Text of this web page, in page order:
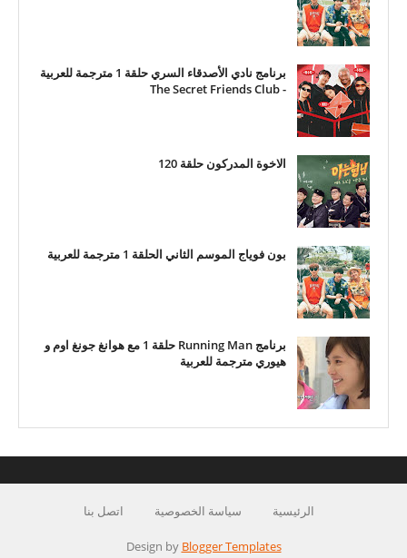
برنامج نادي الأصدقاء السري حلقة 1 مترجمة للعربية
- The Secret Friends Club
الاخوة المدركون حلقة 120
بون فوياج الموسم الثاني الحلقة 1 مترجمة للعربية
برنامج Running Man حلقة 1 مع هوانغ جونغ اوم و
هيوري مترجمة للعربية
الرئيسية سياسة الخصوصية اتصل بنا
Design by Blogger Templates